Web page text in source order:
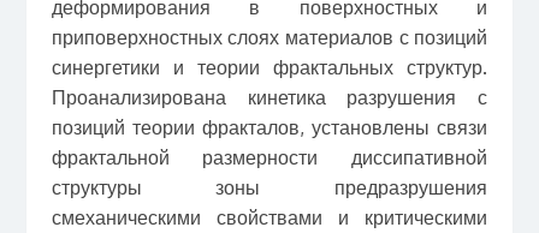
деформирования в поверхностных и
приповерхностных слоях материалов с позиций
синергетики и теории фрактальных структур.
Проанализирована кинетика разрушения с
позиций теории фракталов, установлены связи
фрактальной размерности диссипативной
структуры зоны предразрушения
смеханическими свойствами и критическими